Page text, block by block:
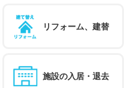
リフォーム、建替
施設の入居・退去